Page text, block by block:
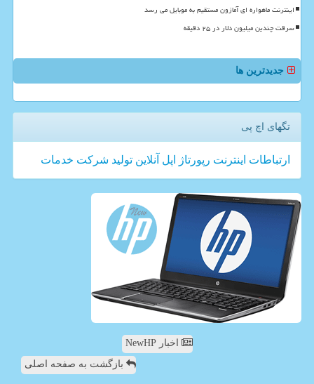
اینترنت ماهواره ای آمازون مستقیم به موبایل می رسد
سرقت چندین میلیون دلار در ۲۵ دقیقه
جدیدترین ها
تگهای اچ پی
ارتباطات اینترنت رپورتاژ اپل آنلاین تولید شركت خدمات
اخبار NewHP
بازگشت به صفحه اصلی